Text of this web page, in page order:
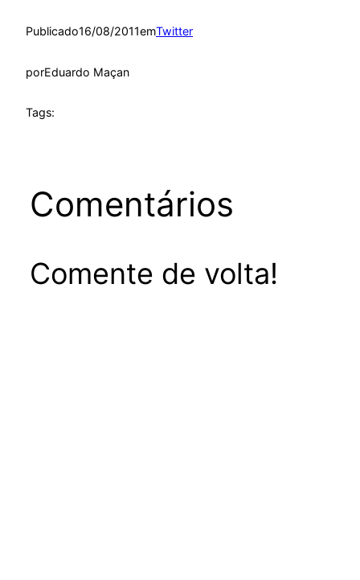
Publicado16/08/2011emTwitter
porEduardo Maçan
Tags:
Comentários
Comente de volta!